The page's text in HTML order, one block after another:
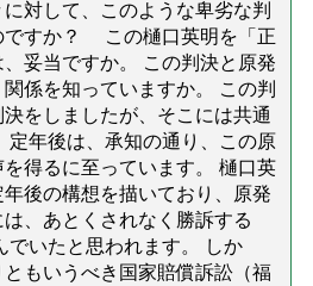
対して、このような卑劣な判
ですか？ この樋口英明を「正
妥当ですか。 この判決と原発
係を知っていますか。 この判
をしましたが、そこには共通
定年後は、承知の通り、この原
得るに至っています。 樋口英
後の構想を描いており、原発
、あとくされなく勝訴する
でいたと思われます。 しか
もいうべき国家賠償訴訟（福